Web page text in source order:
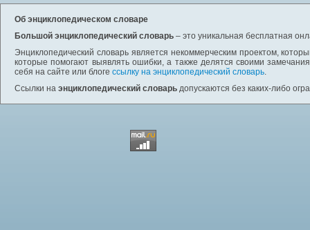
Об энциклопедическом словаре
Большой энциклопедический словарь – это уникальная бесплатная
Энциклопедический словарь является некоммерческим проектом,
которые помогают выявлять ошибки, а также делятся своими
себя на сайте или блоге ссылку на энциклопедический словарь.
Ссылки на энциклопедический словарь допускаются без каких-либо